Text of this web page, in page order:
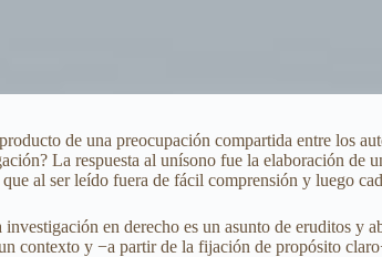
de una preocupación compartida entre los
La respuesta al unísono fue la elaboración
al ser leído fuera de fácil comprensión y luego
en derecho es un asunto de eruditos y
y −a partir de la fijación de propósito